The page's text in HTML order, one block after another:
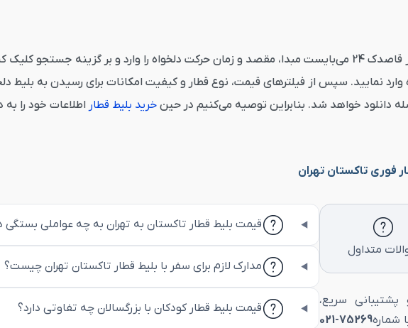
برای خرید بلیط قطار تاکستان تهران از قاصدک 24 می‌بایست مبدا، مقصد و زمان حرکت دلخواه را
نمایید. سپس از فیلترهای قیمت، نوع قطار و کیفیت امکانات برای رسیدن به بلیط
دانلود خواهد شد. بنابراین توصیه می‌کنیم در حین خرید بلیط قطار اطلاعات خود را به
فوری تاکستان تهران
متداول
پشتیبانی سریع،
شماره75269-021
قیمت بلیط قطار تاکستان به تهران به چه عواملی بستگی
مدارک لازم برای سفر با بلیط قطار تاکستان تهران چیست؟
قیمت بلیط قطار کودکان با بزرگسالان چه تفاوتی دارد؟